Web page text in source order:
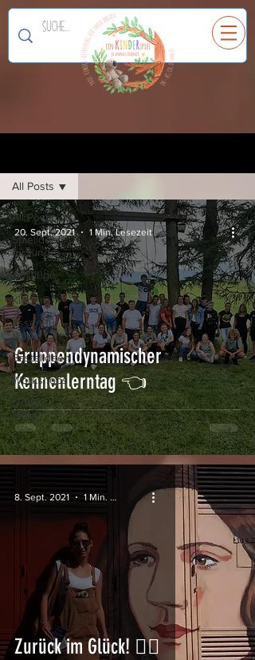
EinKINDERspiel
All Posts
Spielideen
für Kinder
Ausflüge
mit
Kindern
Essen für
Kinder
Bastelideen
Workshops
Online
Shop
All Posts
Gruppendynamischer
Kennenlerntag 👈
20. Sept. 2021 1 Min. Lesezeit
Zurück im Glück! 🏳‍🌈
8. Sept. 2021 1 Min. Lesezeit